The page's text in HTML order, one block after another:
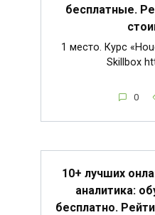
бесплатные.
1 место. Курс
Skillbox
0
10+ лучших
аналитика:
бесплатно.